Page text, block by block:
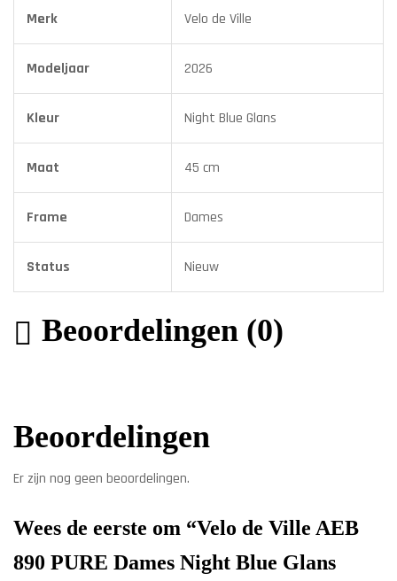
Merk Velo de Ville
Modeljaar 2026
Kleur Night Blue Glans
Maat 45 cm
Frame Dames
Status Nieuw
Beoordelingen (0)
Beoordelingen
Er zijn nog geen beoordelingen.
Wees de eerste om “Velo de Ville AEB
890 PURE Dames Night Blue Glans